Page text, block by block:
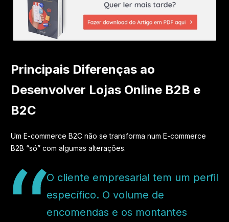
Principais Diferenças ao
Desenvolver Lojas Online B2B e
B2C
Um E-commerce B2C não se transforma num E-commerce
B2B “só” com algumas alterações.
O cliente empresarial tem um perfil
específico. O volume de
encomendas e os montantes